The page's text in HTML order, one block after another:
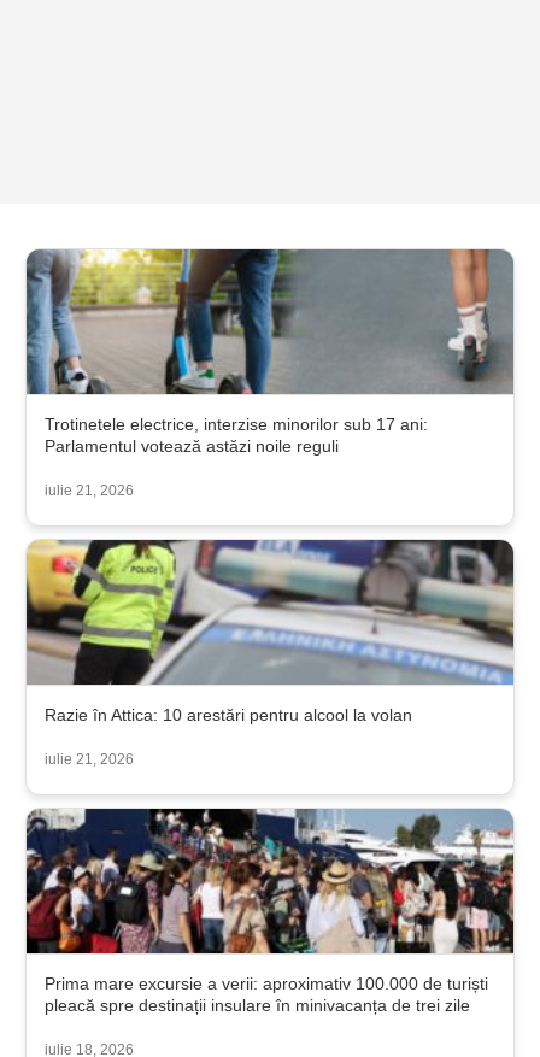
Trotinetele electrice, interzise minorilor sub 17 ani:
Parlamentul votează astăzi noile reguli
iulie 21, 2026
Razie în Attica: 10 arestări pentru alcool la volan
iulie 21, 2026
Prima mare excursie a verii: aproximativ 100.000 de turiști
pleacă spre destinații insulare în minivacanța de trei zile
iulie 18, 2026